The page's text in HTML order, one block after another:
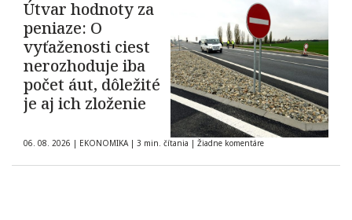
Útvar hodnoty za
peniaze: O
vyťaženosti ciest
nerozhoduje iba
počet áut, dôležité
je aj ich zloženie
06. 08. 2026 | EKONOMIKA | 3 min. čítania | Žiadne komentáre